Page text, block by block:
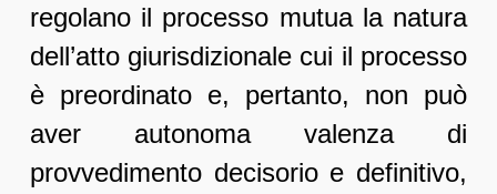
regolano il processo mutua la natura
dell’atto giurisdizionale cui il processo
è preordinato e, pertanto, non può
aver autonoma valenza di
provvedimento decisorio e definitivo,